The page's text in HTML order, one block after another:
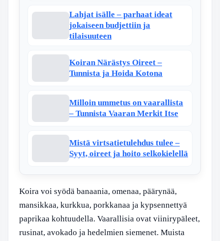
Lahjat isälle – parhaat ideat
jokaiseen budjettiin ja
tilaisuuteen
Koiran Närästys Oireet –
Tunnista ja Hoida Kotona
Milloin ummetus on vaarallista
– Tunnista Vaaran Merkit Itse
Mistä virtsatietulehdus tulee –
Syyt, oireet ja hoito selkokielellä
Koira voi syödä banaania, omenaa, päärynää,
mansikkaa, kurkkua, porkkanaa ja kypsennettyä
paprikaa kohtuudella. Vaarallisia ovat viinirypäleet,
rusinat, avokado ja hedelmien siemenet. Muista